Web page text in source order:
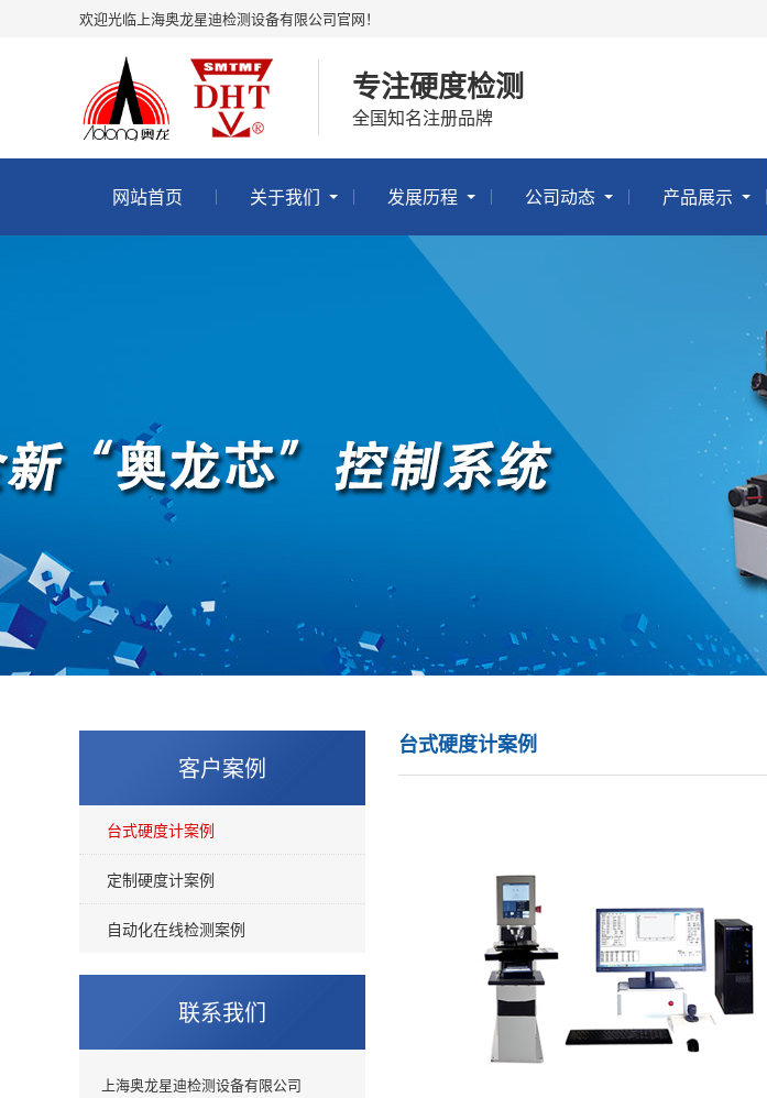
欢迎光临上海奥龙星迪检测设备有限公司官网！
专注硬度检测
全国知名注册品牌
网站首页 关于我们 发展历程 公司动态 产品展示
客户案例
台式硬度计案例
定制硬度计案例
自动化在线检测案例
联系我们
上海奥龙星迪检测设备有限公司
台式硬度计案例